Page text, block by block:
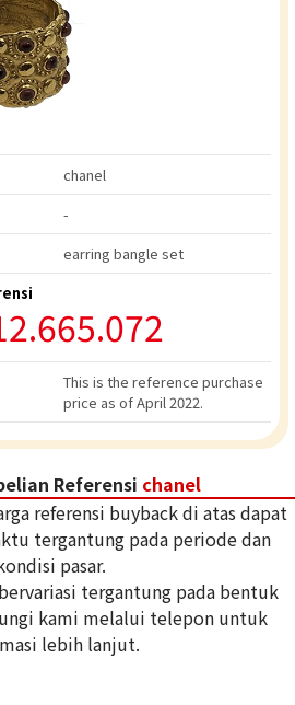
chanel
-
earring bangle set
This is the reference purchase
price as of April 2022.
Referensi chanel
referensi buyback di atas dapat
tergantung pada periode dan
pasar.
tergantung pada bentuk
kami melalui telepon untuk
lebih lanjut.